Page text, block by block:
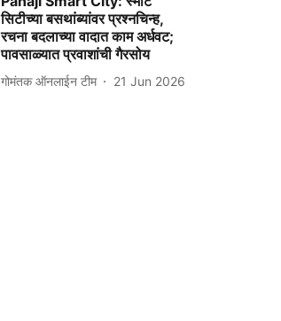
सिटीच्या बसथांब्यांवर प्रश्नचिन्ह,
रचना बदलाच्या वादात काम अर्धवट;
पावसाळ्यात प्रवाशांची गैरसोय
गोमंतक ऑनलाईन टीम 21 Jun 2026